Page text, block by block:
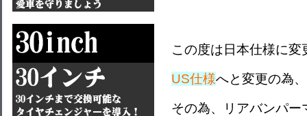
この度は日本仕様に
US仕様へと変更の為
その為、リアバンパ